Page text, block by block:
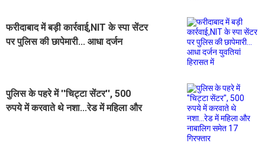
फरीदाबाद में बड़ी कार्रवाई,NIT के स्पा सेंटर
पर पुलिस की छापेमारी... आधा दर्जन
पुलिस के पहरे में ''चिट्टा सेंटर'', 500
रुपये में करवाते थे नशा...रेड में महिला और